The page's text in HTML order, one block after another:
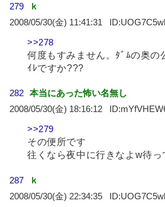
279
ｋ
2008/05/30(金) 11:41:31
>>278
何度もすみません。ﾀﾞﾑの奥の
ｲﾚですか???
282 本当にあった怖い名無し
2008/05/30(金) 18:16:12
>>279
その便所です
往くなら夜中に行きなよw待っ
287
ｋ
2008/05/30(金) 22:34:35